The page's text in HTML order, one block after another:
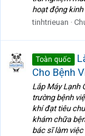
hoạt động
tinhtrieuan
Toàn quốc
Cho Bệnh
Lắp Máy Lạnh
trường bệnh
khí đạt tiêu
khám chữa
bác sĩ làm việc